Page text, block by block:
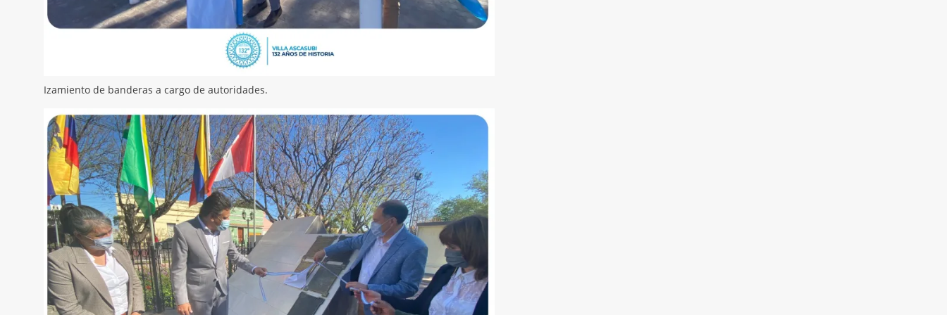
Izamiento de banderas a cargo de autoridades.